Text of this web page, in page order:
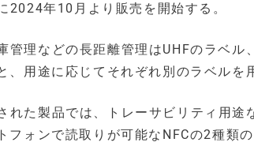
2024年10月より販売を開始する。
管理などの長距離管理はUHFのラベ
、用途に応じてそれぞれ別のラベルを
れた製品では、トレーサビリティ用
フォンで読取りが可能なNFCの2種類